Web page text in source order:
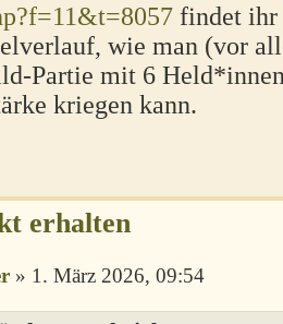
findet ihr
wie man (vor
Partie mit 6
kriegen kann.
erhalten
» 1. März 2026, 09:54